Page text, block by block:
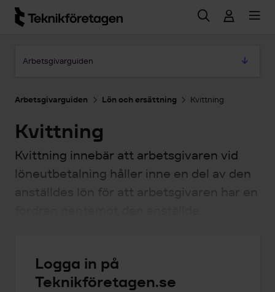
Hoppa till huvudinnehåll
Arbetsgivarguiden Lön och ersättning Kvittning
Kvittning
Kvittning innebär att arbetsgivaren vid
löneutbetalning håller inne en del av den
anställdes lön för att arbetsgivaren har en
Logga in på
Teknikföretagen.se
Arbetsgivarguiden